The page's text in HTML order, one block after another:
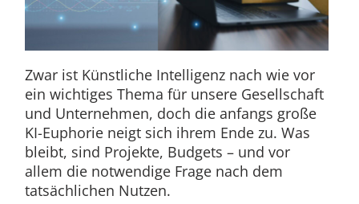
Zwar ist Künstliche Intelligenz nach wie vor
ein wichtiges Thema für unsere Gesellschaft
und Unternehmen, doch die anfangs große
KI-Euphorie neigt sich ihrem Ende zu. Was
bleibt, sind Projekte, Budgets – und vor
allem die notwendige Frage nach dem
tatsächlichen Nutzen.